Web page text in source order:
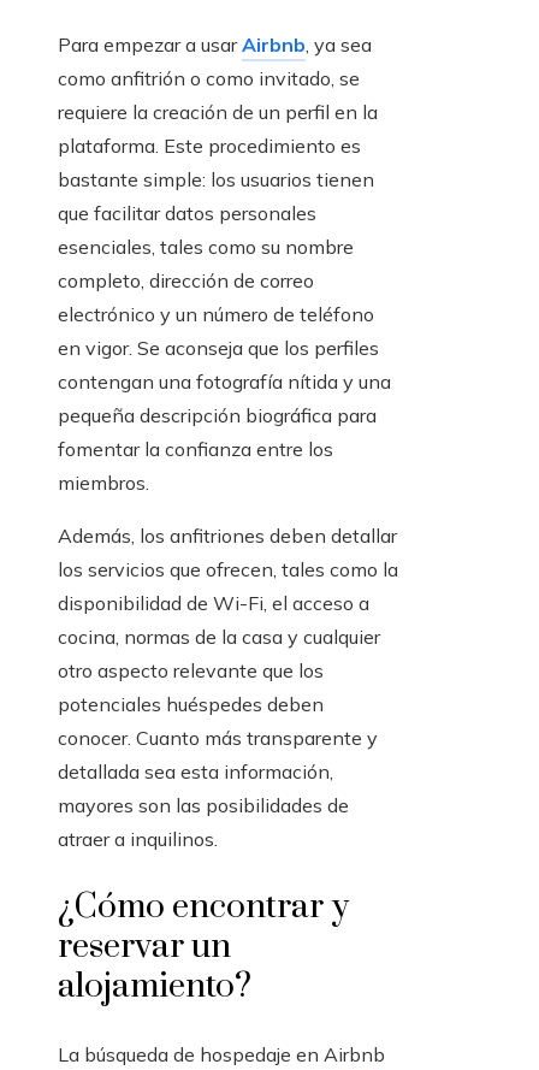
Para empezar a usarAirbnb, ya sea
como anfitrión o como invitado, se
requiere la creación de un perfil en la
plataforma. Este procedimiento es
bastante simple: los usuarios tienen
que facilitar datos personales
esenciales, tales como su nombre
completo, dirección de correo
electrónico y un número de teléfono
en vigor. Se aconseja que los perfiles
contengan una fotografía nítida y una
pequeña descripción biográfica para
fomentar la confianza entre los
miembros.
Además, los anfitriones deben detallar
los servicios que ofrecen, tales como la
disponibilidad de Wi-Fi, el acceso a
cocina, normas de la casa y cualquier
otro aspecto relevante que los
potenciales huéspedes deben
conocer. Cuanto más transparente y
detallada sea esta información,
mayores son las posibilidades de
atraer a inquilinos.
¿Cómo encontrar y
reservar un
alojamiento?
La búsqueda de hospedaje en Airbnb